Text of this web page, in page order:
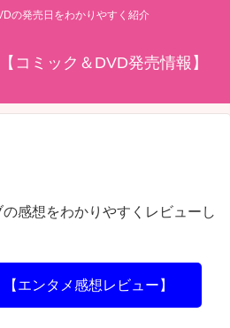
の発売日をわかりやすく紹介
コミック＆DVD発売情報】
感想をわかりやすくレビューし
エンタメ感想レビュー】